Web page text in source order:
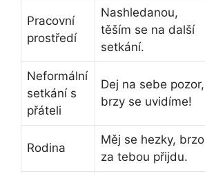
Pracovní
prostředí
Nashledanou,
těším se na další
setkání.
Neformální
setkání s
přáteli
Dej na sebe pozor,
brzy se uvidíme!
Rodina
Měj se hezky, brzo
za tebou přijdu.